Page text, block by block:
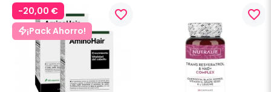
-20,00 €
¡Pack Ahorro!
favorite_border favorite_border